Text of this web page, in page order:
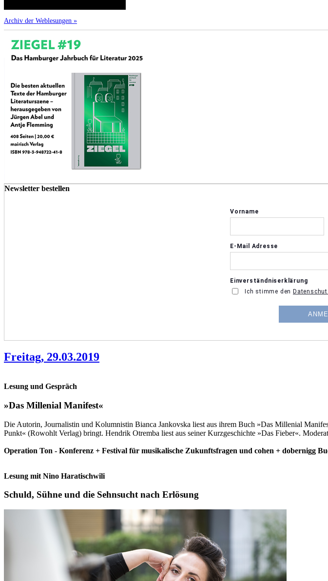
Archiv der Weblesungen »
Newsletter bestellen
Freitag, 29.03.2019
Lesung und Gespräch
»Das Millenial Manifest«
Die Autorin, Journalistin und Kolumnistin Bianca Jankovska liest aus ihrem Buch »Das Millenial
Punkt« (Rowohlt Verlag) bringt. Hendrik Otremba liest aus seiner Kurzgeschichte »Das Fieber«.
Operation Ton - Konferenz + Festival für musikalische Zukunftsfragen und cohen + dobernigg
Lesung mit Nino Haratischwili
Schuld, Sühne und die Sehnsucht nach Erlösung